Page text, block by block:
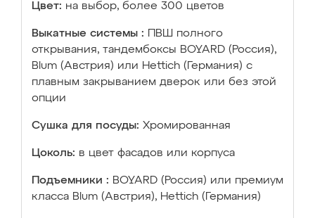
Цвет: на выбор, более 300 цветов
Выкатные системы :
ПВШ полного
открывания, тандембоксы BOYARD (Россия),
Blum (Австрия) или Hettich (Германия) с
плавным закрыванием дверок или без этой
опции
Сушка для посуды: Хромированная
Цоколь: в цвет фасадов или корпуса
Подъемники : BOYARD (Россия) или премиум
класса Blum (Австрия), Hettich (Германия)